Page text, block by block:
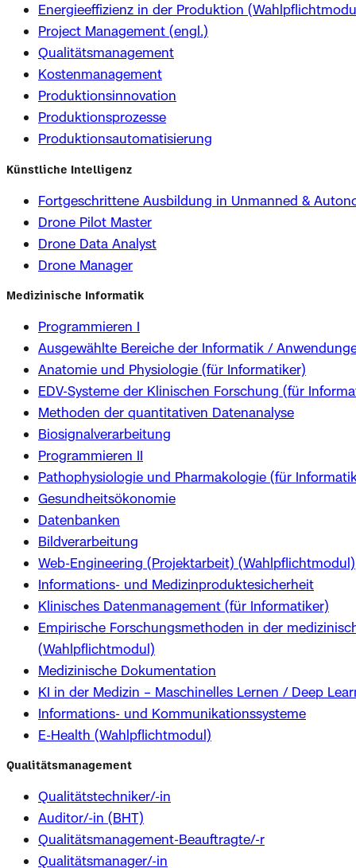
Energieeffizienz in der Produktion
Project Management (engl.)
Qualitätsmanagement
Kostenmanagement
Produktionsinnovation
Produktionsprozesse
Produktionsautomatisierung
Künstliche Intelligenz
Fortgeschrittene Ausbildung in Unmanned &
Drone Pilot Master
Drone Data Analyst
Drone Manager
Medizinische Informatik
Programmieren I
Ausgewählte Bereiche der Informatik /
Anatomie und Physiologie (für Informatiker)
EDV-Systeme der Klinischen Forschung (für
Methoden der quantitativen Datenanalyse
Biosignalverarbeitung
Programmieren II
Pathophysiologie und Pharmakologie (für
Gesundheitsökonomie
Datenbanken
Bildverarbeitung
Web-Engineering (Projektarbeit) (Wahlpflichtmodul)
Informations- und Medizinproduktesicherheit
Klinisches Datenmanagement (für Informatiker)
Empirische Forschungsmethoden in der
(Wahlpflichtmodul)
Medizinische Dokumentation
KI in der Medizin – Maschinelles Lernen / Deep
Informations- und Kommunikationssysteme
E-Health (Wahlpflichtmodul)
Qualitätsmanagement
Qualitätstechniker/-in
Auditor/-in (BHT)
Qualitätsmanagement-Beauftragte/-r
Qualitätsmanager/-in